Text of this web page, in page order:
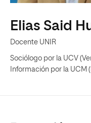
Elias Said
Docente UNIR
Sociólogo por la UCV
Información por la UCM